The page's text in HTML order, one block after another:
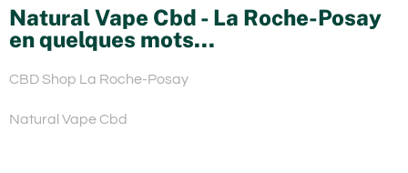
Natural Vape Cbd - La Roche-Posay
en quelques mots...
CBD Shop La Roche-Posay
Natural Vape Cbd